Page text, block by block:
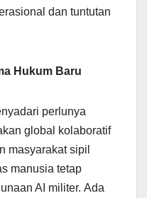
dan tuntutan
Hukum Baru
perlunya
global kolaboratif
masyarakat sipil
manusia tetap
AI militer. Ada